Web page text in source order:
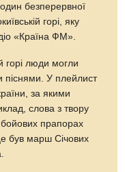
безперервної
горі, яку
«Країна ФМ».
горі люди могли
піснями. У плейлист
за якими
слова з твору
прапорах
був марш Січових